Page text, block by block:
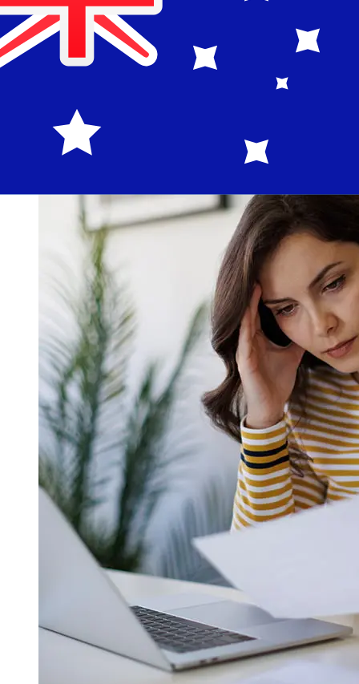
I tempi di consegna per i trasferimenti internazionali con
LBBW da Paesi Membri dell'Euro a Australia variano in
base al metodo di pagamento e al tempismo della
transazione. Tipicamente, i bonifici bancari internazionali
richiedono da 1 a 5 giorni lavorativi. Fattori come le
festività bancarie e i controlli di sicurezza possono
influire sulla consegna. Controlla i tempi di scadenza
Landesbank Baden-Wurttembergper evitare ritardi.